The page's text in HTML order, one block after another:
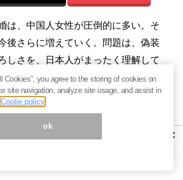
は、中国人女性が圧倒的に多い。そ
後さらに増えていく。問題は、偽装
しさを、日本人がまったく理解して
『鈴木傾城の「ダークネス」メルマ
鈴木傾城の「ダークネス」メルマガ
ご興味をお持ちの方はぜひこの機会
含め
×
Cookies”, you agree to the storing of cookies on
site navigation, analyze site usage, and assist in
Coolie policy
ok